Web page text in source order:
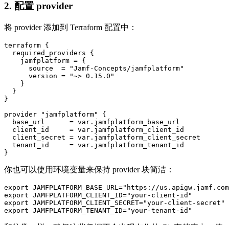
2. 配置 provider
将 provider 添加到 Terraform 配置中：
terraform {
  required_providers {
    jamfplatform = {
      source  = "Jamf-Concepts/jamfplatform"
      version = "~> 0.15.0"
    }
  }
}
provider "jamfplatform" {
  base_url      = var.jamfplatform_base_url
  client_id     = var.jamfplatform_client_id
  client_secret = var.jamfplatform_client_secret
  tenant_id     = var.jamfplatform_tenant_id
你也可以使用环境变量来保持 provider 块简洁：
export JAMFPLATFORM_BASE_URL="https://
export JAMFPLATFORM_CLIENT_ID="your-client-id"
export JAMFPLATFORM_CLIENT_SECRET="your-client-secret"